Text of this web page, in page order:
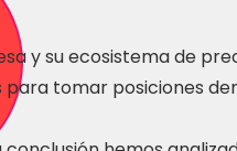
y su ecosistema de
tomar posiciones